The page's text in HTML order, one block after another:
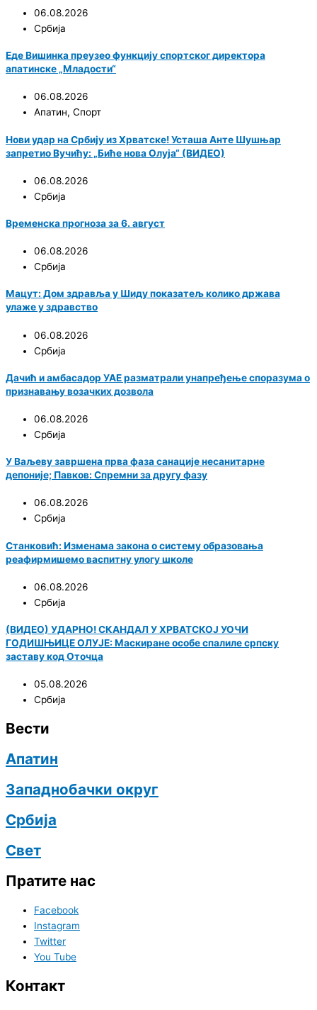
06.08.2026
Србија
Еде Вишинка преузео функцију спортског директора
апатинске „Младости“
06.08.2026
Апатин, Спорт
Нови удар на Србију из Хрватске! Усташа Анте Шушњар
запретио Вучићу: „Биће нова Олуја“ (ВИДЕО)
06.08.2026
Србија
Временска прогноза за 6. август
06.08.2026
Србија
Мацут: Дом здравља у Шиду показатељ колико држава
улаже у здравство
06.08.2026
Србија
Дачић и амбасадор УАЕ разматрали унапређење споразума о
признавању возачких дозвола
06.08.2026
Србија
У Ваљеву завршена прва фаза санације несанитарне
депоније; Павков: Спремни за другу фазу
06.08.2026
Србија
Станковић: Изменама закона о систему образовања
реафирмишемо васпитну улогу школе
06.08.2026
Србија
(ВИДЕО) УДАРНО! СКАНДАЛ У ХРВАТСКОЈ УОЧИ
ГОДИШЊИЦЕ ОЛУЈЕ: Маскиране особе спалиле српску
заставу код Оточца
05.08.2026
Србија
Вести
Апатин
Западнобачки округ
Србија
Свет
Пратите нас
Facebook
Instagram
Twitter
You Tube
Контакт